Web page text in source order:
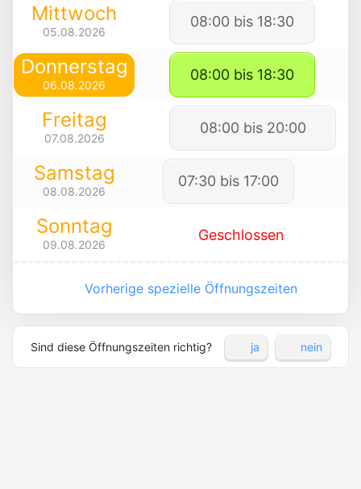
Mittwoch
05.08.2026
08:00 bis 18:30
Donnerstag
06.08.2026
08:00 bis 18:30
Freitag
07.08.2026
08:00 bis 20:00
Samstag
08.08.2026
07:30 bis 17:00
Sonntag
09.08.2026
Geschlossen
Vorherige spezielle Öffnungszeiten
Sind diese Öffnungszeiten richtig? ja nein